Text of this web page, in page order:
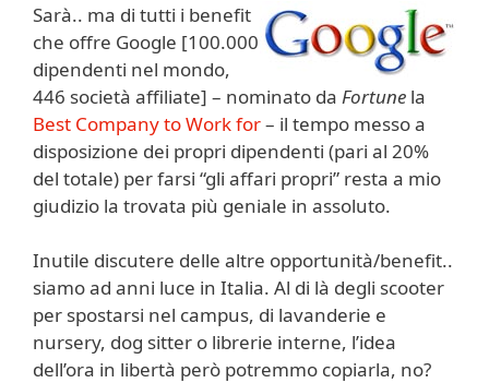
Sarà.. ma di tutti i benefit
che offre Google [100.000
dipendenti nel mondo,
446 società affiliate] – nominato da Fortune la
Best Company to Work for– il tempo messo a
disposizione dei propri dipendenti (pari al 20%
del totale) per farsi “gli affari propri” resta a mio
giudizio la trovata più geniale in assoluto.
Inutile discutere delle altre opportunità/benefit..
siamo ad anni luce in Italia. Al di là degli scooter
per spostarsi nel campus, di lavanderie e
nursery, dog sitter o librerie interne, l’idea
dell’ora in libertà però potremmo copiarla, no?